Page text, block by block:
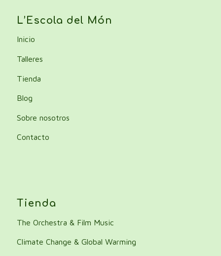
L’Escola del Món
Inicio
Talleres
Tienda
Blog
Sobre nosotros
Contacto
Tienda
The Orchestra & Film Music
Climate Change & Global Warming